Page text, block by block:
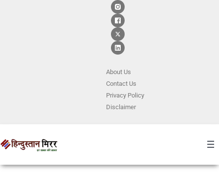
About Us
ContactUs
Privacy Policy
Disclaimer